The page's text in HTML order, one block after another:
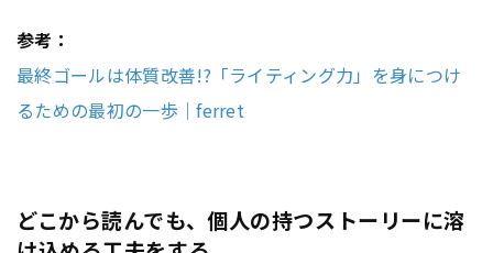
参考：
最終ゴールは体質改善!?「ライティング力」を身につけ
るための最初の一歩｜ferret
どこから読んでも、個人の持つストーリーに溶